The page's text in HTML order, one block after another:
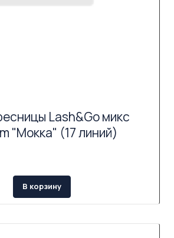
Lash&Go микс
"Мокка" (17 линий)
В корзину